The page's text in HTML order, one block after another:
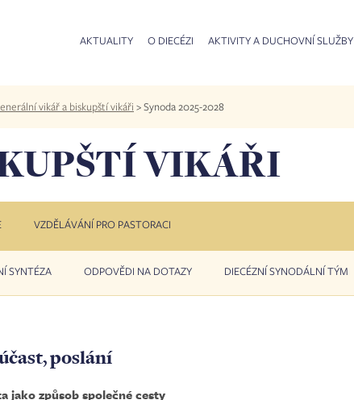
AKTUALITY O DIECÉZI AKTIVITY A DUCHOVNÍ SLUŽBY
vikář a biskupští vikáři >Synoda 2025-2028
VIKÁŘI
SYNTÉZA ODPOVĚDI NA DOTAZY DIECÉZNÍ SYNODÁLNÍ TÝM
VZDĚLÁVÁNÍ PRO PASTORACI
poslání
jako způsob společné cesty